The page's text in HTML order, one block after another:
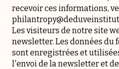
recevoir ces informations,
Les visiteurs de notre site
newsletter. Les données
sont enregistrées et
l'envoi de la newsletter et